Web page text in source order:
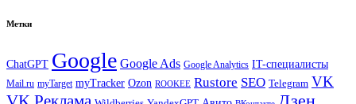
Метки
ChatGPT Google Google Ads Google Analytics IT-специалисты
Mail.ru myTarget myTracker Ozon ROOKEE Rustore SEO Telegram VK